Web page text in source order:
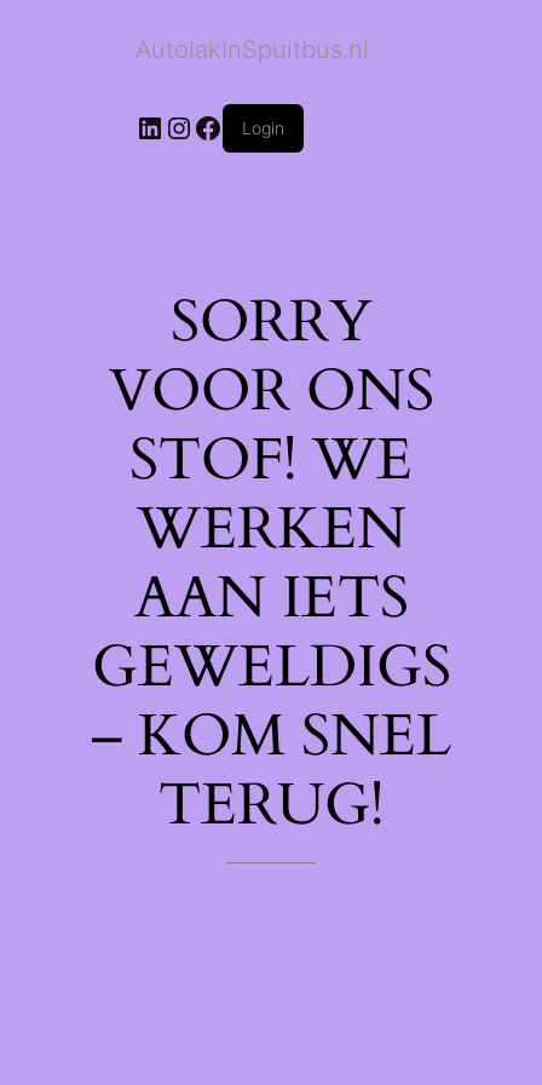
AutolakInSpuitbus.nl
LinkedIn
Instagram
Facebook
Login
SORRY
VOOR ONS
STOF! WE
WERKEN
AAN IETS
GEWELDIGS
– KOM SNEL
TERUG!